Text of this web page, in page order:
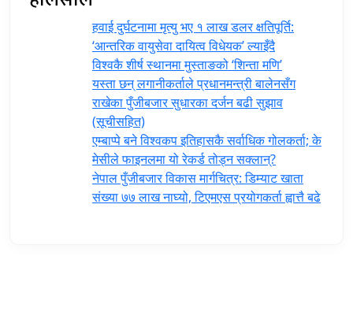
हवाई दुर्घटनामा मृत्यु भए १ लाख डलर क्षतिपूर्ति:
‘आन्तरिक वायुसेवा दायित्व विधेयक’ ल्याइँदै
विश्वकै शीर्ष स्थानमा मुस्ताङको ‘शिन्ता मणि’
यस्ता छन् लगानीकर्ताले प्रधानमन्त्री ‍बालेनसँग
राखेका पुँजीबजार सुधारका दर्जन बढी सुझाव
(सूचीसहित)
एम्बाप्पे बने विश्वकप इतिहासकै सर्वाधिक गोलकर्ता; के
मेसीले फाइनलमा यो रेकर्ड तोड्न सक्लान्?
नेपाल पुँजीबजार विकास मार्गचित्र: डिम्याट खाता
संख्या ७७ लाख नाघ्यो, टिएमएस प्रयोगकर्ता ह्वात्तै बढे